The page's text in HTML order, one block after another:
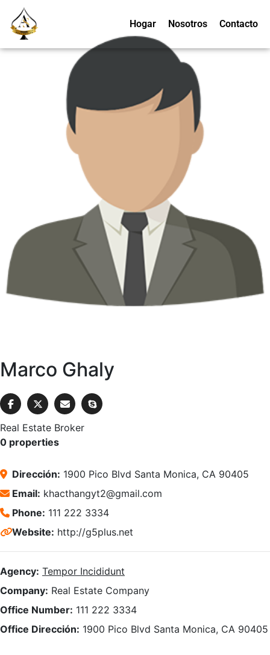
Hogar Nosotros Contacto
Marco Ghaly
Real Estate Broker
0 properties
Dirección: 1900 Pico Blvd Santa Monica, CA 90405
Email: khacthangyt2@gmail.com
Phone: 111 222 3334
Website: http://g5plus.net
Agency: Tempor Incididunt
Company: Real Estate Company
Office Number: 111 222 3334
Office Dirección: 1900 Pico Blvd Santa Monica, CA 90405